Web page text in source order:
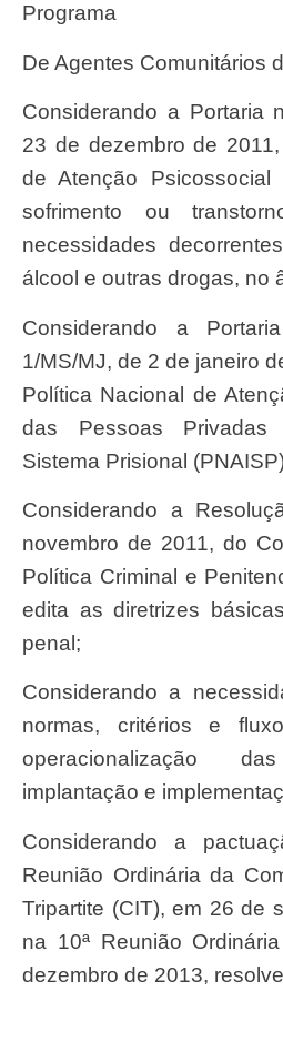
Programa
de Agentes Comunitários
Considerando a Portaria nº 3.088/GM/MS, de
23 de dezembro de
de Atenção
sofrimento ou
necessidades
álcool e outras drogas, no
Considerando a Portaria Interministerial nº
1/MS/MJ, de 2 de janeiro
Política Nacional de
das Pessoas
Sistema Prisional
Considerando a Resolução nº 9, de 18 de
novembro de 2011, do
Política Criminal e
edita as diretrizes
penal;
Considerando a necessidade de estabelecer
normas, critérios e
operacionalização
implantação e
Considerando a pactuação ocorrida na 7ª
Reunião Ordinária da
Tripartite (CIT), em 26 de
na 10ª Reunião
dezembro de 2013,